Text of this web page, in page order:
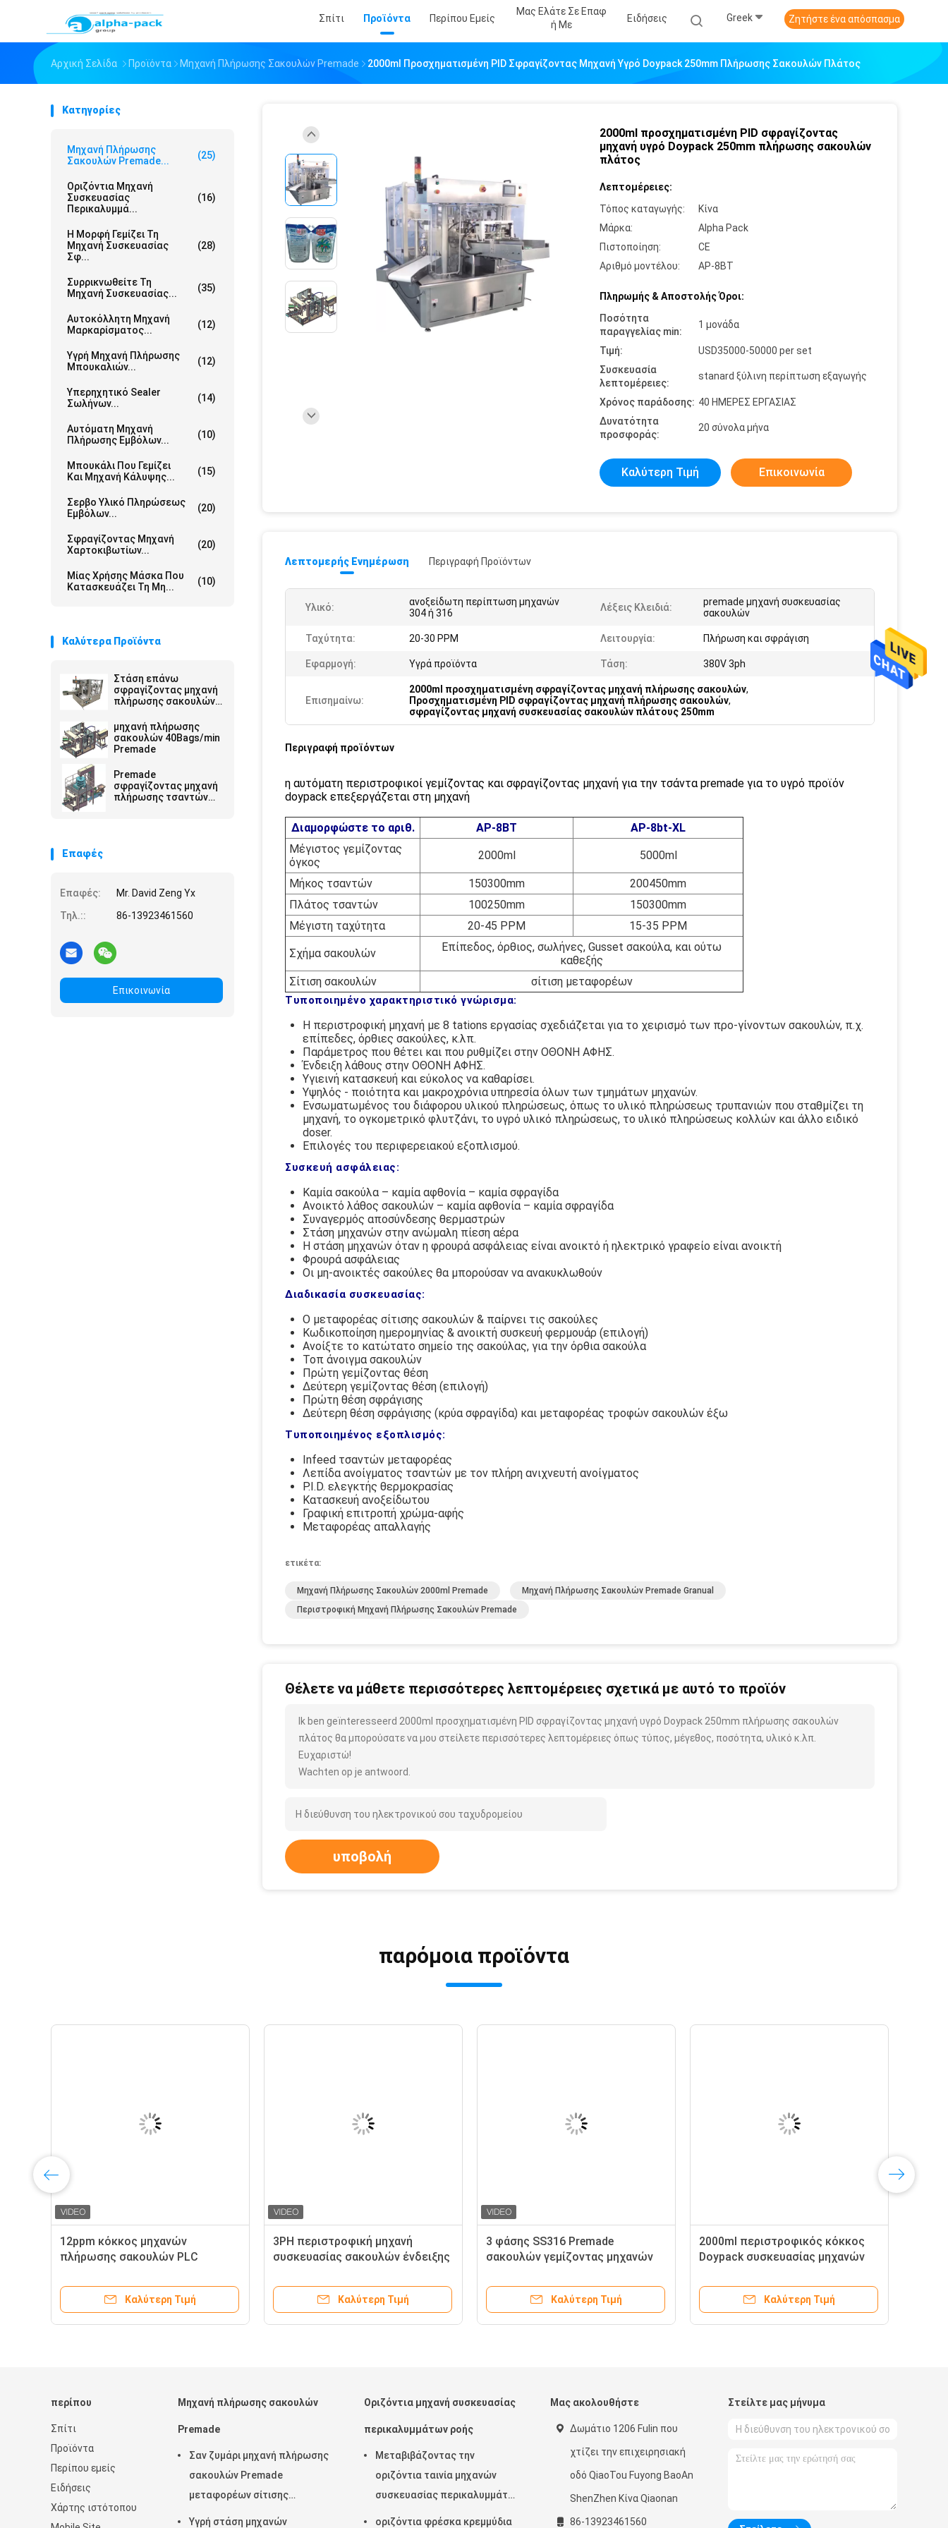
Σπίτι Προϊόντα Περίπου Εμείς
Μας Ελάτε Σε Επαφ
Ή Με
Ειδήσεις Greek Ζητήστε ένα απόσπασμα
Αρχική Σελίδα Προϊόντα Μηχανή Πλήρωσης Σακουλών Premade 2000ml Προσχηματισμένη PID Σφραγίζοντας Μηχανή Υγρό Doypack 250mm Πλήρωσης Σακουλών Πλάτος
Κατηγορίες
Μηχανή Πλήρωσης
Σακουλών Premade...
(25)
Οριζόντια Μηχανή
Συσκευασίας
Περικαλυμμά...
(16)
Η Μορφή Γεμίζει Τη
Μηχανή Συσκευασίας
Σφ...
(28)
Συρρικνωθείτε Τη
Μηχανή Συσκευασίας...
(35)
Αυτοκόλλητη Μηχανή
Μαρκαρίσματος...
(12)
Υγρή Μηχανή Πλήρωσης
Μπουκαλιών...
(12)
Υπερηχητικό Sealer
Σωλήνων...
(14)
Αυτόματη Μηχανή
Πλήρωσης Εμβόλων...
(10)
Μπουκάλι Που Γεμίζει
Και Μηχανή Κάλυψης...
(15)
Σερβο Υλικό Πληρώσεως
Εμβόλων...
(20)
Σφραγίζοντας Μηχανή
Χαρτοκιβωτίων...
(20)
Μίας Χρήσης Μάσκα Που
Κατασκευάζει Τη Μη...
(10)
Καλύτερα Προϊόντα
Στάση επάνω
σφραγίζοντας μηχανή
πλήρωσης σακουλών
μηχανή πλήρωσης
σακουλών 40Bags/min
Premade
Premade
σφραγίζοντας μηχανή
πλήρωσης τσαντών
Επαφές
Επαφές:
Mr. David Zeng Yx
Τηλ.::
86-13923461560
Επικοινωνία
2000ml προσχηματισμένη PID σφραγίζοντας
μηχανή υγρό Doypack 250mm πλήρωσης σακουλών
πλάτος
Λεπτομέρειες:
Τόπος καταγωγής:
Κίνα
Μάρκα:
Alpha Pack
Πιστοποίηση:
CE
Αριθμό μοντέλου:
AP-8BT
Πληρωμής & Αποστολής Όροι:
Ποσότητα
παραγγελίας min:
1 μονάδα
Τιμή:
USD35000-50000 per set
Συσκευασία
λεπτομέρειες:
stanard ξύλινη περίπτωση εξαγωγής
Χρόνος παράδοσης: 40 ΗΜΕΡΕΣ ΕΡΓΑΣΙΑΣ
Δυνατότητα
προσφοράς:
20 σύνολα μήνα
Καλύτερη Τιμή Επικοινωνία
Λεπτομερής Ενημέρωση Περιγραφή Προϊόντων
Υλικό:
ανοξείδωτη περίπτωση μηχανών
304 ή 316
Λέξεις Κλειδιά:
premade μηχανή συσκευασίας
σακουλών
Ταχύτητα: 20-30 PPM Λειτουργία: Πλήρωση και σφράγιση
Εφαρμογή: Υγρά προϊόντα Τάση: 380V 3ph
Επισημαίνω:
2000ml προσχηματισμένη σφραγίζοντας μηχανή πλήρωσης σακουλών,
Προσχηματισμένη PID σφραγίζοντας μηχανή πλήρωσης σακουλών,
σφραγίζοντας μηχανή συσκευασίας σακουλών πλάτους 250mm
Περιγραφή προϊόντων
η αυτόματη περιστροφικοί γεμίζοντας και σφραγίζοντας μηχανή για την τσάντα premade για το υγρό προϊόν
doypack επεξεργάζεται στη μηχανή
Διαμορφώστε το αριθ. AP-8BT
AP-8bt-XL
Μέγιστος γεμίζοντας
όγκος
2000ml 5000ml
Μήκος τσαντών 150300mm
200450mm
Πλάτος τσαντών
100250mm
150300mm
Μέγιστη ταχύτητα
20-45 PPM 15-35 PPM
Σχήμα σακουλών
Επίπεδος, όρθιος, σωλήνες, Gusset σακούλα, και ούτω
καθεξής
Σίτιση σακουλών
σίτιση μεταφορέων
Τυποποιημένο χαρακτηριστικό γνώρισμα:
Η περιστροφική μηχανή με 8 tations εργασίας σχεδιάζεται για το χειρισμό των προ-γίνοντων σακουλών, π.χ.
επίπεδες, όρθιες σακούλες, κ.λπ.
Παράμετρος που θέτει και που ρυθμίζει στην ΟΘΟΝΗ ΑΦΗΣ.
Ένδειξη λάθους στην ΟΘΟΝΗ ΑΦΗΣ.
Υγιεινή κατασκευή και εύκολος να καθαρίσει.
Υψηλός - ποιότητα και μακροχρόνια υπηρεσία όλων των τμημάτων μηχανών.
Ενσωματωμένος του διάφορου υλικού πληρώσεως, όπως το υλικό πληρώσεως τρυπανιών που σταθμίζει τη
μηχανή, το ογκομετρικό φλυτζάνι, το υγρό υλικό πληρώσεως, το υλικό πληρώσεως κολλών και άλλο ειδικό
doser.
Επιλογές του περιφερειακού εξοπλισμού.
Συσκευή ασφάλειας:
Καμία σακούλα – καμία αφθονία – καμία σφραγίδα
Ανοικτό λάθος σακουλών – καμία αφθονία – καμία σφραγίδα
Συναγερμός αποσύνδεσης θερμαστρών
Στάση μηχανών στην ανώμαλη πίεση αέρα
Η στάση μηχανών όταν η φρουρά ασφάλειας είναι ανοικτό ή ηλεκτρικό γραφείο είναι ανοικτή
Φρουρά ασφάλειας
Οι μη-ανοικτές σακούλες θα μπορούσαν να ανακυκλωθούν
Διαδικασία συσκευασίας:
Ο μεταφορέας σίτισης σακουλών & παίρνει τις σακούλες
Κωδικοποίηση ημερομηνίας & ανοικτή συσκευή φερμουάρ (επιλογή)
Ανοίξτε το κατώτατο σημείο της σακούλας, για την όρθια σακούλα
Τοπ άνοιγμα σακουλών
Πρώτη γεμίζοντας θέση
Δεύτερη γεμίζοντας θέση (επιλογή)
Πρώτη θέση σφράγισης
Δεύτερη θέση σφράγισης (κρύα σφραγίδα) και μεταφορέας τροφών σακουλών έξω
Τυποποιημένος εξοπλισμός:
Infeed τσαντών μεταφορέας
Λεπίδα ανοίγματος τσαντών με τον πλήρη ανιχνευτή ανοίγματος
P.I.D. ελεγκτής θερμοκρασίας
Κατασκευή ανοξείδωτου
Γραφική επιτροπή χρώμα-αφής
Μεταφορέας απαλλαγής
ετικέτα:
Μηχανή Πλήρωσης Σακουλών 2000ml Premade
Μηχανή Πλήρωσης Σακουλών Premade Granual
Περιστροφική Μηχανή Πλήρωσης Σακουλών Premade
Θέλετε να μάθετε περισσότερες λεπτομέρειες σχετικά με αυτό το προϊόν
Ik ben geïnteresseerd 2000ml προσχηματισμένη PID σφραγίζοντας μηχανή υγρό Doypack 250mm πλήρωσης σακουλών
πλάτος θα μπορούσατε να μου στείλετε περισσότερες λεπτομέρειες όπως τύπος, μέγεθος, ποσότητα, υλικό κ.λπ.
Ευχαριστώ!
Wachten op je antwoord.
υποβολή
παρόμοια προϊόντα
12ppm κόκκος μηχανών
πλήρωσης σακουλών PLC
Καλύτερη Τιμή
3PH περιστροφική μηχανή
συσκευασίας σακουλών ένδειξης
μηχανή Doypack σακουλών
Καλύτερη Τιμή
3 φάσης SS316 Premade
σακουλών γεμίζοντας μηχανών
20ppm σακουλών περιστροφική
Καλύτερη Τιμή
2000ml περιστροφικός κόκκος
Doypack συσκευασίας μηχανών
ανελκυστήρων Ζ
Καλύτερη Τιμή
περίπου
Σπίτι
Προϊόντα
Περίπου εμείς
Ειδήσεις
Χάρτης ιστότοπου
Μηχανή πλήρωσης σακουλών
Premade
Σαν ζυμάρι μηχανή πλήρωσης
σακουλών Premade
μεταφορέων σίτισης
προϊόντων περιστροφική
Υγρή στάση μηχανών
Οριζόντια μηχανή συσκευασίας
περικαλυμμάτων ροής
Μεταβιβάζοντας την
οριζόντια ταινία μηχανών
συσκευασίας περικαλυμμάτων
ροής 220V στο κατώτατο
οριζόντια φρέσκα κρεμμύδια
Μας ακολουθήστε
Δωμάτιο 1206 Fulin που
χτίζει την επιχειρησιακή
οδό QiaoTou Fuyong BaoAn
ShenZhen Κίνα Qiaonan
86-13923461560
Στείλτε μας μήνυμα